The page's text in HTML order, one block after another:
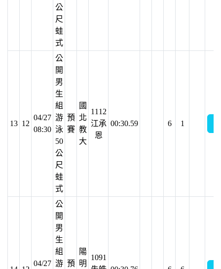
公
尺
蛙
式
13 12
04/27
08:30
公
開
男
生
組
游
泳
50
公
尺
蛙
式
預
賽
國
北
教
大
1112
江承
恩
00:30.59 6 1
04/27
公
開
男
生
組
游 預
陽
明
1091